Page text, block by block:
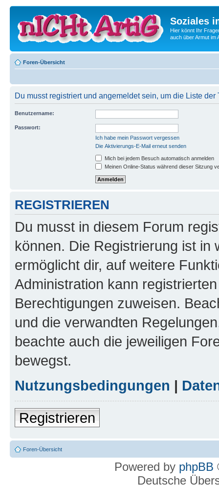
Soziales
Hier könnt Ihr
auch über Armut im
Foren-Übersicht
Du musst registriert und angemeldet sein, um die Liste
Benutzername:
Passwort:
Ich habe mein Passwort vergessen
Die Aktivierungs-E-Mail erneut senden
Mich bei jedem Besuch automatisch anmelden
Meinen Online-Status während dieser Sitzung
REGISTRIEREN
Du musst in diesem Forum
können. Die Registrierung ist in
ermöglicht dir, auf weitere
Administration kann
Berechtigungen zuweisen.
und die verwandten
beachte auch die jeweiligen
bewegst.
Nutzungsbedingungen |
Registrieren
Foren-Übersicht
Powered by phpBB
Deutsche